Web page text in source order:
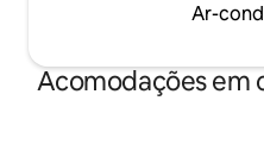
Ar-
Acomodações em